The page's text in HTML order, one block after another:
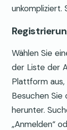
unkompliziert.
Wählen Sie
der Liste der
Plattform
Besuchen Sie
herunter.
„Anmelden“